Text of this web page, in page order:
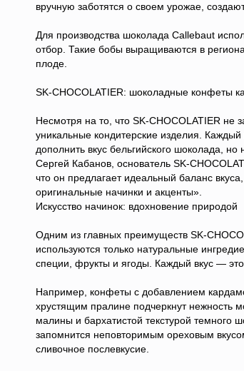
вручную заботятся о своем урожае,
Для производства шоколада Callebaut
отбор. Такие бобы выращиваются в
плоде.
SK-CHOCOLATIER: шоколадные конфеты
Несмотря на то, что SK-CHOCOLATIER не
уникальные кондитерские изделия.
дополнить вкус бельгийского шоколада, но
Сергей Кабанов, основатель SK-
что он предлагает идеальный баланс
оригинальные начинки и акценты».
Искусство начинок: вдохновение природой
Одним из главных преимуществ SK-
используются только натуральные
специи, фрукты и ягоды. Каждый вкус — это
Например, конфеты с добавлением
хрустящим пралине подчеркнут
малины и бархатистой текстурой
запомнится неповторимым ореховым
сливочное послевкусие.